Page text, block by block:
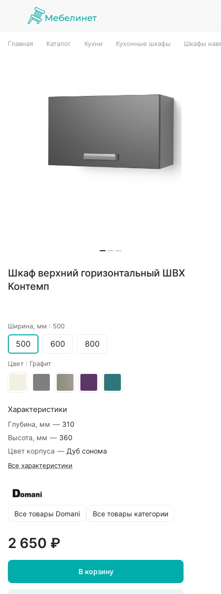
Главная Каталог Кухни Кухонные шкафы Шкафы
Шкаф верхний горизонтальный ШВХ
Контемп
Ширина, мм : 500
500 600 800
Цвет : Графит
Характеристики
Глубина, мм — 310
Высота, мм — 360
Цвет корпуса — Дуб сонома
Все характеристики
Все товары Domani Все товары категории
2 650 ₽
В корзину